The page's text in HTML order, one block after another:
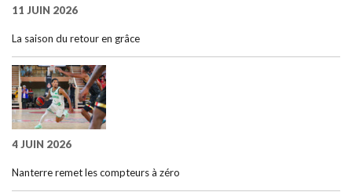
11 JUIN 2026
La saison du retour en grâce
4 JUIN 2026
Nanterre remet les compteurs à zéro